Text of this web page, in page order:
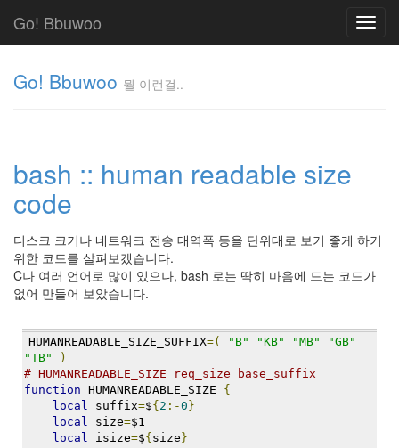
Go! Bbuwoo
Go! Bbuwoo 뭘 이런걸..
bash :: human readable size
code
디스크 크기나 네트워크 전송 대역폭 등을 단위대로 보기 좋게 하기
위한 코드를 살펴보겠습니다.
C나 여러 언어로 많이 있으나, bash 로는 딱히 마음에 드는 코드가
없어 만들어 보았습니다.
HUMANREADABLE_SIZE_SUFFIX=( "B" "KB" "MB"
"GB"
"TB"
)
# HUMANREADABLE_SIZE req_size base_suffix
function HUMANREADABLE_SIZE {
local suffix=${ 2 :-0 }
local size=$1
local isize=${ size }
걸..
김
정
균
Tag
Cloud
안
녕
리